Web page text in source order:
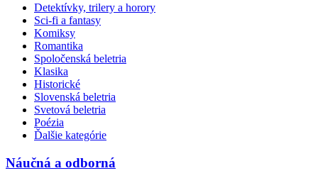
Detektívky, trilery a horory
Sci-fi a fantasy
Komiksy
Romantika
Spoločenská beletria
Klasika
Historické
Slovenská beletria
Svetová beletria
Poézia
Ďalšie kategórie
Náučná a odborná